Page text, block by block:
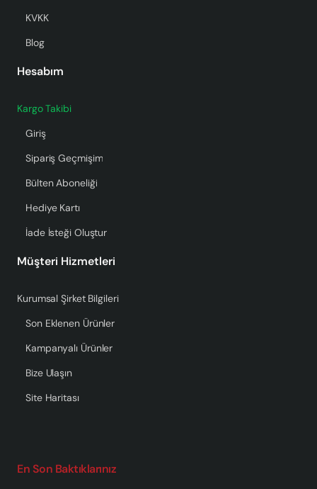
KVKK
Blog
Hesabım
Kargo Takibi
Giriş
Sipariş Geçmişim
Bülten Aboneliği
Hediye Kartı
İade İsteği Oluştur
Müşteri Hizmetleri
Kurumsal Şirket Bilgileri
Son Eklenen Ürünler
Kampanyalı Ürünler
Bize Ulaşın
Site Haritası
En Son Baktıklarınız